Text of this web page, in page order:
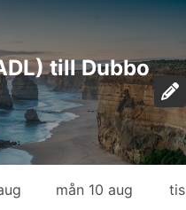
till Dubbo
mån 10 aug